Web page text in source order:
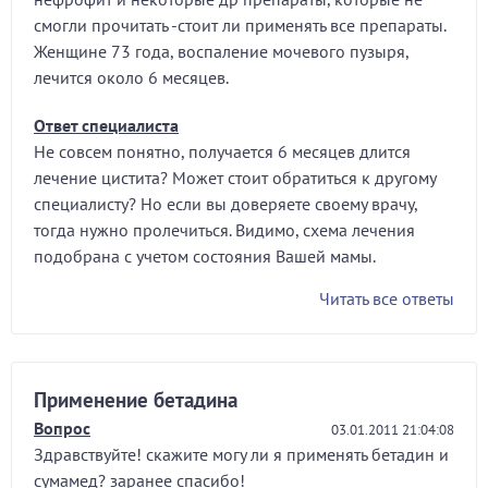
смогли прочитать -стоит ли применять все препараты.
Женщине 73 года, воспаление мочевого пузыря,
лечится около 6 месяцев.
Ответ специалиста
Не совсем понятно, получается 6 месяцев длится
лечение цистита? Может стоит обратиться к другому
специалисту? Но если вы доверяете своему врачу,
тогда нужно пролечиться. Видимо, схема лечения
подобрана с учетом состояния Вашей мамы.
Читать все ответы
Применение бетадина
Вопрос 03.01.2011 21:04:08
Здравствуйте! скажите могу ли я применять бетадин и
сумамед? заранее спасибо!